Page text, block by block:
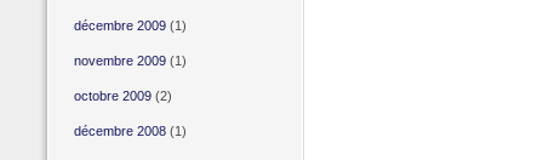
décembre 2009(1)
novembre 2009(1)
octobre 2009(2)
décembre 2008(1)